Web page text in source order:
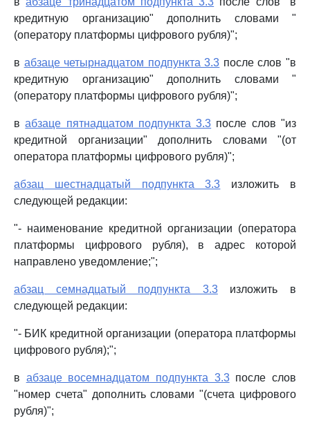
кредитную организацию" дополнить словами "
(оператору платформы цифрового рубля)";
в абзаце четырнадцатом подпункта 3.3 после слов "в
кредитную организацию" дополнить словами "
(оператору платформы цифрового рубля)";
вабзаце пятнадцатом подпункта 3.3 после слов "из
кредитной организации" дополнить словами "(от
оператора платформы цифрового рубля)";
абзац шестнадцатый подпункта 3.3 изложить в
следующей редакции:
"- наименование кредитной организации (оператора
платформы цифрового рубля), в адрес которой
направлено уведомление;";
абзац семнадцатый подпункта 3.3изложить в
следующей редакции:
"- БИК кредитной организации (оператора платформы
цифрового рубля);";
в абзаце восемнадцатом подпункта 3.3после слов
"номер счета" дополнить словами "(счета цифрового
рубля)";